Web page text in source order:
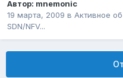
Автор: mnemonic
19 марта, 2009 в Активное
SDN/NFV...